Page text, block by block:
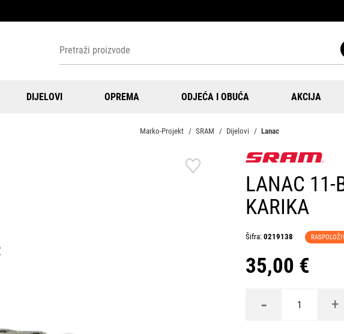
DIJELOVI OPREMA ODJEĆA I OBUĆA AKCIJA
Marko-Projekt SRAM Dijelovi Lanac
LANAC 11-
KARIKA
Šifra: 0219138
35,00 €
- +